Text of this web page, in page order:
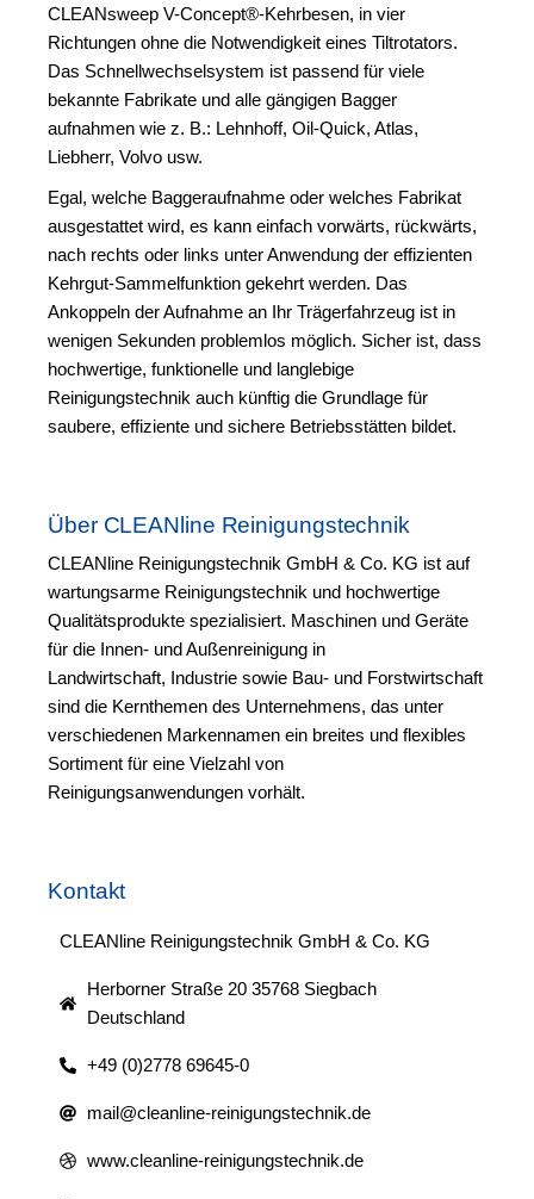
CLEANsweep V-Concept®-Kehrbesen, in vier
Richtungen ohne die Notwendigkeit eines Tiltrotators.
Das Schnellwechselsystem ist passend für viele
bekannte Fabrikate und alle gängigen Bagger
aufnahmen wie z. B.: Lehnhoff, Oil-Quick, Atlas,
Liebherr, Volvo usw.
Egal, welche Baggeraufnahme oder welches Fabrikat
ausgestattet wird, es kann einfach vorwärts, rückwärts,
nach rechts oder links unter Anwendung der effizienten
Kehrgut-Sammelfunktion gekehrt werden. Das
Ankoppeln der Aufnahme an Ihr Trägerfahrzeug ist in
wenigen Sekunden problemlos möglich. Sicher ist, dass
hochwertige, funktionelle und langlebige
Reinigungstechnik auch künftig die Grundlage für
saubere, effiziente und sichere Betriebsstätten bildet.
Über CLEANline Reinigungstechnik
CLEANline Reinigungstechnik GmbH & Co. KG ist auf
wartungsarme Reinigungstechnik und hochwertige
Qualitätsprodukte spezialisiert. Maschinen und Geräte
für die Innen- und Außenreinigung in
Landwirtschaft, Industrie sowie Bau- und Forstwirtschaft
sind die Kernthemen des Unternehmens, das unter
verschiedenen Markennamen ein breites und flexibles
Sortiment für eine Vielzahl von
Reinigungsanwendungen vorhält.
Kontakt
CLEANline Reinigungstechnik GmbH & Co. KG
Herborner Straße 20 35768 Siegbach
Deutschland
+49 (0)2778 69645-0
mail@cleanline-reinigungstechnik.de
www.cleanline-reinigungstechnik.de